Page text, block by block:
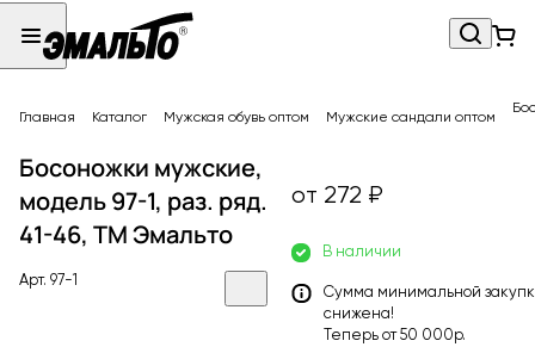
Главная Каталог Мужская обувь оптом Мужские сандали оптом
Босоножки мужские,
модель 97-1, раз. ряд.
41-46, ТМ Эмальто
Арт. 97-1
от 272 ₽
В наличии
Сумма минимальной
снижена!
Теперь от 50 000р.